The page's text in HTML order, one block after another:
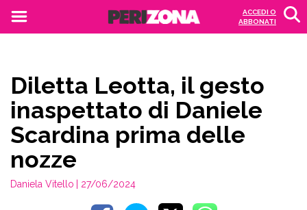
ACCEDI O
ABBONATI
Diletta Leotta, il gesto
inaspettato di Daniele
Scardina prima delle
nozze
Daniela Vitello | 27/06/2024